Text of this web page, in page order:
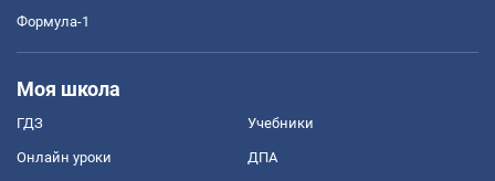
Формула-1
Моя школа
ГДЗ Учебники
Онлайн уроки ДПА